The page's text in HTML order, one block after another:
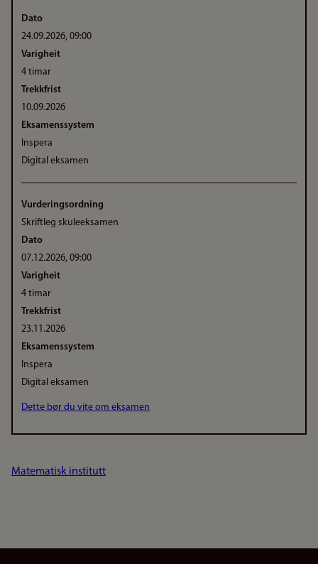
Dato
24.09.2026, 09:00
Varigheit
4 timar
Trekkfrist
10.09.2026
Eksamenssystem
Inspera
Digital eksamen
Vurderingsordning
Skriftleg skuleeksamen
Dato
07.12.2026, 09:00
Varigheit
4 timar
Trekkfrist
23.11.2026
Eksamenssystem
Inspera
Digital eksamen
Dette bør du vite om eksamen
Matematisk institutt